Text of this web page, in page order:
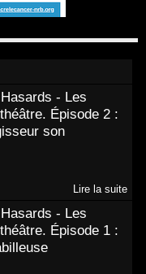
- Les
Épisode 2 :
son
Lire la suite
- Les
Épisode 1 :